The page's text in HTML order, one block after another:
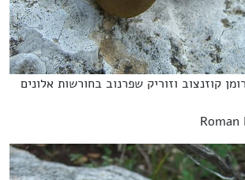
קוזנצוב וזוריק שפרנוב בחורשות אלונים